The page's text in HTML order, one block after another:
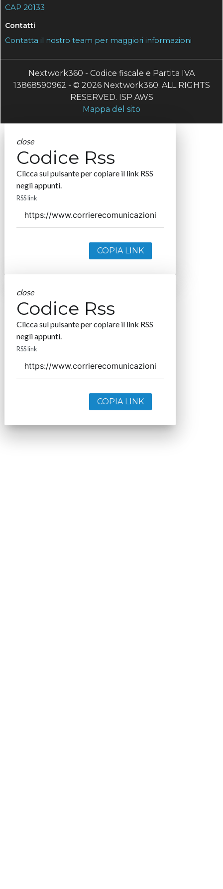
CAP 20133
Contatti
Contatta il nostro team per maggiori informazioni
Nextwork360 - Codice fiscale e Partita IVA
13868590962 - © 2026 Nextwork360. ALL RIGHTS
RESERVED. ISP AWS
Mappa del sito
close
Codice Rss
Clicca sul pulsante per copiare il link RSS
negli appunti.
RSS link
COPIA LINK
close
Codice Rss
Clicca sul pulsante per copiare il link RSS
negli appunti.
RSS link
COPIA LINK